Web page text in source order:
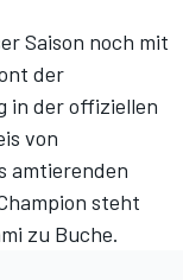
Saison noch mit
der
in der offiziellen
von
amtierenden
steht
zu Buche.